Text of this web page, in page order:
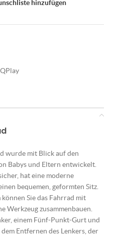
hinzufügen
QPlay
wurde mit Blick auf den
Babys und Eltern entwickelt.
hat eine moderne
bequemen, geformten Sitz.
Sie das Fahrrad mit
Werkzeug zusammenbauen.
einem Fünf-Punkt-Gurt und
Entfernen des Lenkers, der